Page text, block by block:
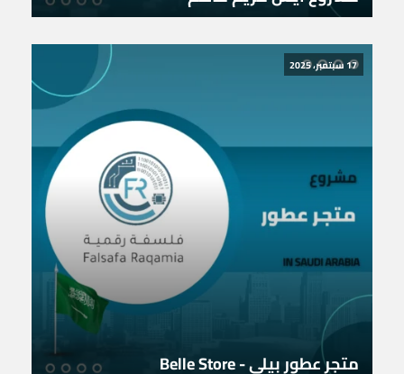
17 سبتمبر، 2025
متجر عطور بيلي - Belle Store